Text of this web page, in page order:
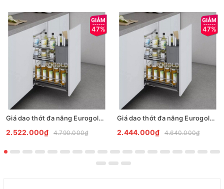
47%
Giá dao thớt đa năng Eurogold inox 304 nan Oval - EPVF
2.522.000₫ 4.790.000₫
47%
Giá dao thớt đa năng Eurogold Inox 304 nan Oval EPV
2.444.000₫ 4.640.000₫